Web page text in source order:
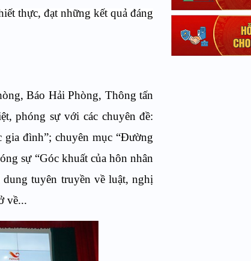
thực, đạt những kết quả đáng
Báo Hải Phòng, Thông tấn
phóng sự với các chuyên đề:
gia đình”; chuyên mục “Đường
sự “Góc khuất của hôn nhân
dung tuyên truyền vềluật,nghị
về...